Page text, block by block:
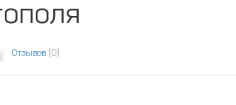
Отзывов (0)